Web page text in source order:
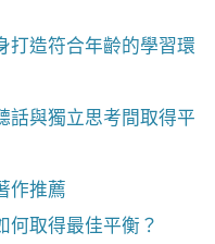
打造符合年齡的學習環
話與獨立思考間取得平
作推薦
何取得最佳平衡？